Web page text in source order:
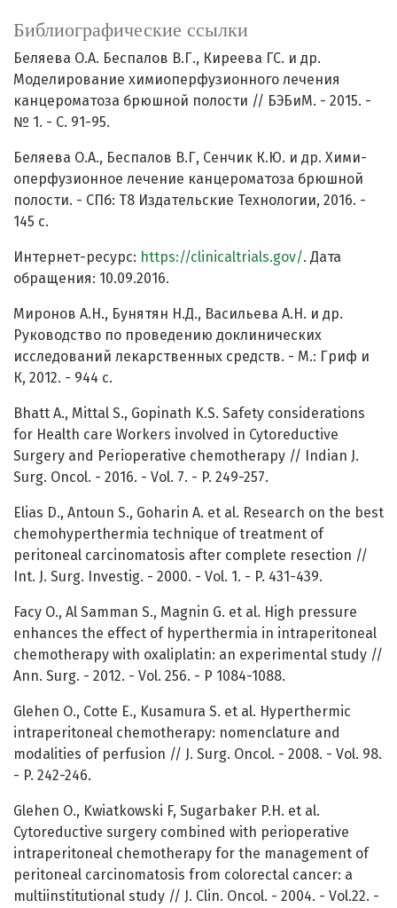
Библиографические ссылки
Беляева О.А. Беспалов В.Г., Киреева ГС. и др.
Моделирование химиоперфузионного лечения
канцероматоза брюшной полости // БЭБиМ. - 2015. -
№ 1. - С. 91-95.
Беляева О.А., Беспалов В.Г, Сенчик К.Ю. и др. Хими-
оперфузионное лечение канцероматоза брюшной
полости. - СПб: Т8 Издательские Технологии, 2016. -
145 с.
Интернет-ресурс: https://clinicaltrials.gov/. Дата
обращения: 10.09.2016.
Миронов А.Н., Бунятян Н.Д., Васильева А.Н. и др.
Руководство по проведению доклинических
исследований лекарственных средств. - М.: Гриф и
К, 2012. - 944 с.
Bhatt A., Mittal S., Gopinath K.S. Safety considerations
for Health care Workers involved in Cytoreductive
Surgery and Perioperative chemotherapy // Indian J.
Surg. Oncol. - 2016. - Vol. 7. - P. 249-257.
Elias D., Antoun S., Goharin A. et al. Research on the best
chemohyperthermia technique of treatment of
peritoneal carcinomatosis after complete resection //
Int. J. Surg. Investig. - 2000. - Vol. 1. - P. 431-439.
Facy O., Al Samman S., Magnin G. et al. High pressure
enhances the effect of hyperthermia in intraperitoneal
chemotherapy with oxaliplatin: an experimental study //
Ann. Surg. - 2012. - Vol. 256. - P 1084-1088.
Glehen O., Cotte E., Kusamura S. et al. Hyperthermic
intraperitoneal chemotherapy: nomenclature and
modalities of perfusion // J. Surg. Oncol. - 2008. - Vol. 98.
- P. 242-246.
Glehen O., Kwiatkowski F, Sugarbaker P.H. et al.
Cytoreductive surgery combined with perioperative
intraperitoneal chemotherapy for the management of
peritoneal carcinomatosis from colorectal cancer: a
multiinstitutional study // J. Clin. Oncol. - 2004. - Vol.22. -